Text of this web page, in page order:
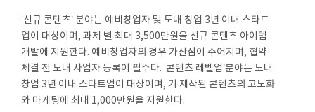
‘신규 콘텐츠’ 분야는 예비창업자 및 도내 창업 3년 이내 스타트
업이 대상이며, 과제 별 최대 3,500만원을 신규 콘텐츠 아이템
개발에 지원한다. 예비창업자의 경우 가산점이 주어지며, 협약
체결 전 도내 사업자 등록이 필수다. ‘콘텐츠 레벨업’분야는 도내
창업 3년 이내 스타트업이 대상이며, 기 제작된 콘텐츠의 고도화
와 마케팅에 최대 1,000만원을 지원한다.